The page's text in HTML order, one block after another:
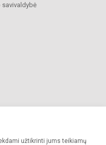
užtikrinti jums teikiamų
savivaldybė